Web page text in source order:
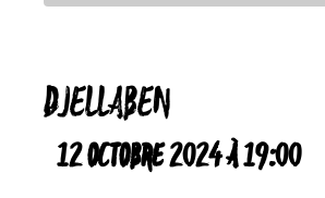
DJELLABEN
12 OCTOBRE 2024 À 19:00